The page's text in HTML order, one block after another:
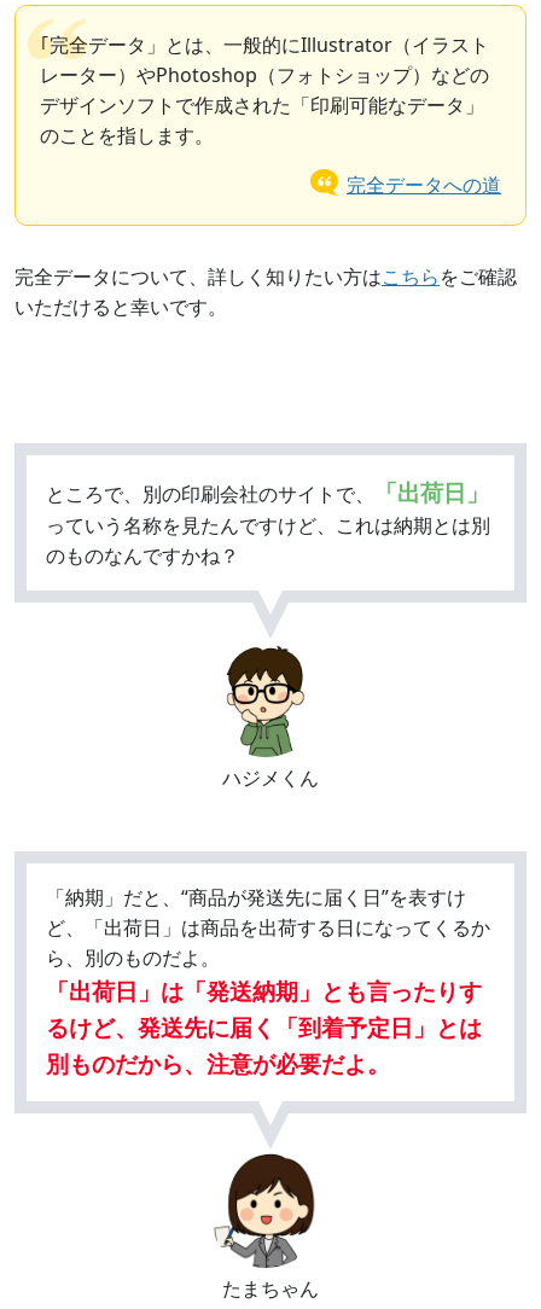
｢完全データ」とは、一般的にIllustrator（イラスト
レーター）やPhotoshop（フォトショップ）などの
デザインソフトで作成された「印刷可能なデータ」
のことを指します。
完全データへの道
完全データについて、詳しく知りたい方はこちらをご確認
いただけると幸いです。
ハジメくん
ところで、別の印刷会社のサイトで、 「出荷日」
っていう名称を見たんですけど、これは納期とは別
のものなんですかね？
たまちゃん
「納期」だと、“商品が発送先に届く日”を表すけ
ど、「出荷日」は商品を出荷する日になってくるか
ら、別のものだよ。
「出荷日」は「発送納期」とも言ったりす
るけど、発送先に届く「到着予定日」とは
別ものだから、注意が必要だよ。